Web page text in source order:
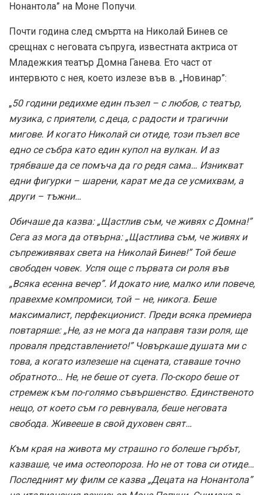
Нонантола” на Моне Попучи.
Почти година след смъртта на Николай Бинев се
срещнах с неговата съпруга, известната актриса от
Младежкия театър Домна Ганева. Ето част от
интервюто с нея, което излезе във в. „Новинар”:
„50 години редихме един пъзел – с любов, с театър,
музика, с приятели, с деца, с радости и трагични
мигове. И когато Николай си отиде, този пъзел все
едно се събра като един купол на вулкан. И аз
трябваше да се помъча да го редя сама… Изникват
едни фигурки – шарени, карат ме да се усмихвам, а
други – тъжни…
Обичаше да казва: „Щастлив съм, че живях с Домна!”
Сега аз мога да отвърна: „Щастлива съм, че живях и
съпреживявах света на Николай Бинев!” Той беше
свободен човек. Успя още с първата си роля във
„Всяка есенна вечер”. И докато ние, малко или повече,
правехме компромиси, той – не, никога. Беше
максималист, перфекционист. Преди всяка премиера
повтаряше: „Не, аз не мога да направя тази роля, ще
проваля представлението!” Човъркаше душата ми с
това, а когато излезеше на сцената, ставаше точно
обратното… Не, не беше от суета. По-скоро беше от
стремеж към по-голямо съвършенство. Единственото
нещо, от което съм го ревнувала, беше неговата
свобода. Живееше в свой духовен свят…
Към края на живота му страшно го болеше гърбът,
казваше, че има остеопороза. Но не от това си отиде…
Последният му филм се казва „Децата на Нонантола”